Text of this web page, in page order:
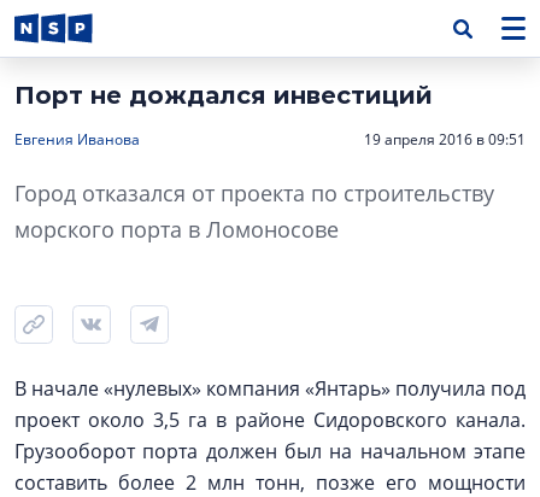
Порт не дождался инвестиций
Евгения Иванова 19 апреля 2016 в 09:51
Город отказался от проекта по строительству
морского порта в Ломоносове
В начале «нулевых» компания «Янтарь» получила под
проект около 3,5 га в районе Сидоровского канала.
Грузооборот порта должен был на начальном этапе
составить более 2 млн тонн, позже его мощности